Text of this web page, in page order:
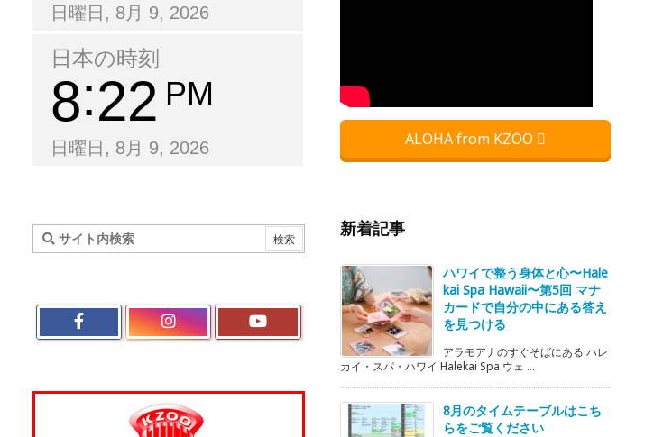
日曜日, 8月 9, 2026
日本の時刻
8 22 PM
日曜日, 8月 9, 2026 ALOHA from KZOO
新着記事
ハワイで整う身体と心〜Hale
kai Spa Hawaii〜第5回 マナ
カードで自分の中にある答え
を見つける
アラモアナのすぐそばにある ハレ
カイ・スパ・ハワイ Halekai Spa ウェ ...
8月のタイムテーブルはこち
らをご覧ください